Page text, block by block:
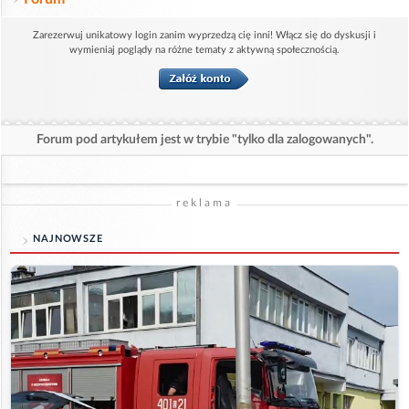
Zarezerwuj unikatowy login zanim wyprzedzą cię inni! Włącz się do dyskusji i
wymieniaj poglądy na różne tematy z aktywną społecznością.
Forum pod artykułem jest w trybie "tylko dla zalogowanych".
reklama
NAJNOWSZE